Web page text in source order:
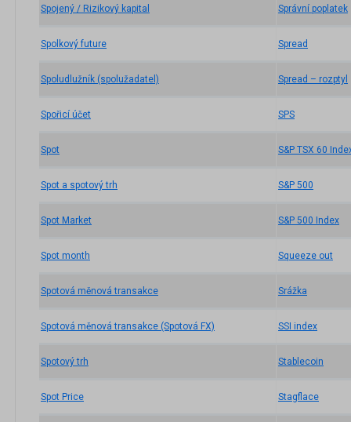
Spojený / Rizikový kapital
Spolkový future
Spoludlužník (spolužadatel)
Spořicí účet
Spot
Spot a spotový trh
Spot Market
Spot month
Spotová měnová transakce
Spotová měnová transakce (Spotová FX)
Spotový trh
Spot Price
Správní poplatek
Spread
Spread – rozptyl
SPS
S&P TSX 60
S&P 500
S&P 500 Index
Squeeze out
Srážka
SSI index
Stablecoin
Stagflace